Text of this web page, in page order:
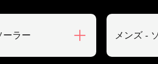
ーラー メンズ -